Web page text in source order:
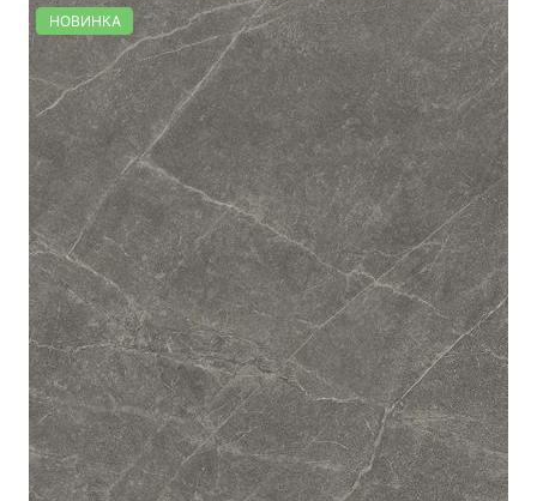
НОВИНКА